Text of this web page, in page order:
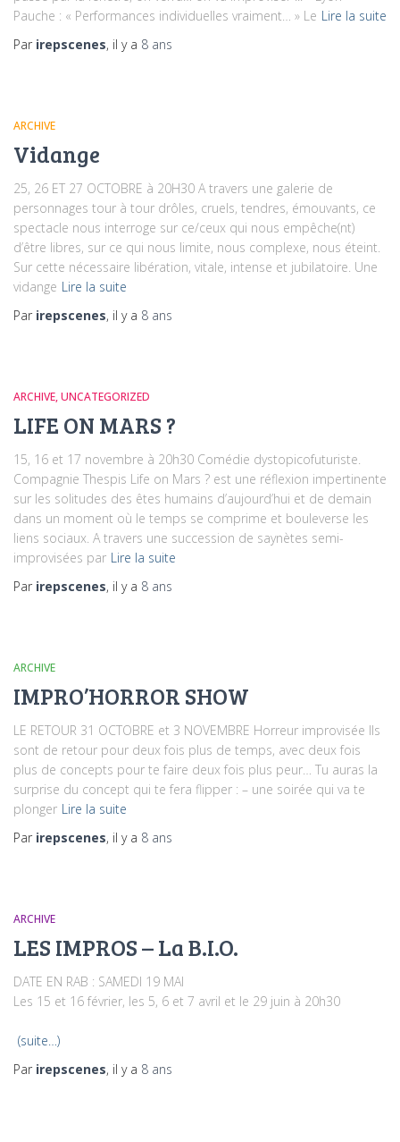
Pauche : « Performances individuelles vraiment… » Le Lire la suite
Par irepscenes, il y a 8 ans
ARCHIVE
Vidange
25, 26 ET 27 OCTOBRE à 20H30 A travers une galerie de
personnages tour à tour drôles, cruels, tendres, émouvants, ce
spectacle nous interroge sur ce/ceux qui nous empêche(nt)
d’être libres, sur ce qui nous limite, nous complexe, nous éteint.
Sur cette nécessaire libération, vitale, intense et jubilatoire. Une
vidange Lire la suite
Par irepscenes, il y a 8 ans
ARCHIVE UNCATEGORIZED
LIFE ON MARS ?
15, 16 et 17 novembre à 20h30 Comédie dystopicofuturiste.
Compagnie Thespis Life on Mars ? est une réflexion impertinente
sur les solitudes des êtes humains d’aujourd’hui et de demain
dans un moment où le temps se comprime et bouleverse les
liens sociaux. A travers une succession de saynètes semi-
improvisées par Lire la suite
Par irepscenes, il y a 8 ans
ARCHIVE
IMPRO’HORROR SHOW
LE RETOUR 31 OCTOBRE et 3 NOVEMBRE Horreur improvisée Ils
sont de retour pour deux fois plus de temps, avec deux fois
plus de concepts pour te faire deux fois plus peur… Tu auras la
surprise du concept qui te fera flipper : – une soirée qui va te
plonger Lire la suite
Par irepscenes, il y a 8 ans
ARCHIVE
LES IMPROS – La B.I.O.
DATE EN RAB : SAMEDI 19 MAI
Les 15 et 16 février, les 5, 6 et 7 avril et le 29 juin à 20h30
(suite…)
Par irepscenes, il y a 8 ans